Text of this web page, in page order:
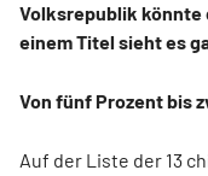
Volksrepublik könnte
einem Titel sieht es
Von fünf Prozent bis
Auf der Liste der 13